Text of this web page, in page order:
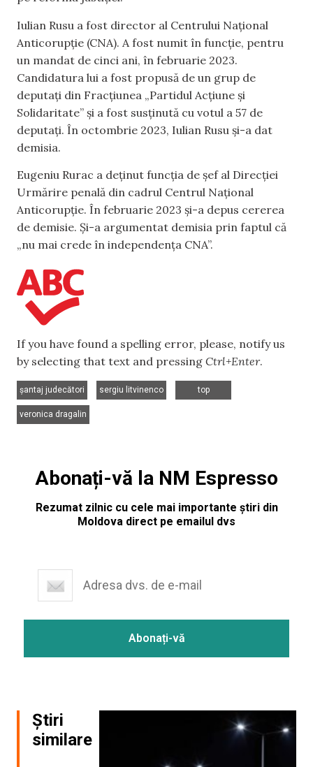
Iulian Rusu a fost director al Centrului Național
Anticorupție (CNA). A fost numit în funcție, pentru
un mandat de cinci ani, în februarie 2023.
Candidatura lui a fost propusă de un grup de
deputați din Fracțiunea „Partidul Acțiune și
Solidaritate” și a fost susținută cu votul a 57 de
deputați. În octombrie 2023, Iulian Rusu și-a dat
demisia.
Eugeniu Rurac a deținut funcția de șef al Direcției
Urmărire penală din cadrul Centrul Național
Anticorupție. În februarie 2023 și-a depus cererea
de demisie. Și-a argumentat demisia prin faptul că
„nu mai crede în independența CNA”.
If you have found a spelling error, please, notify us
by selecting that text and pressing Ctrl+Enter.
șantaj judecători
sergiu litvinenco
top
veronica dragalin
Abonați-vă la NM Espresso
Rezumat zilnic cu cele mai importante știri din
Moldova direct pe emailul dvs
Știri
similare